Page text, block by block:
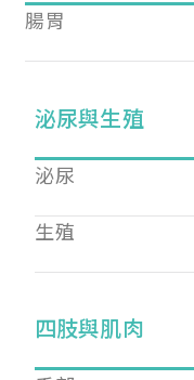
腸胃
泌尿與生殖
泌尿
生殖
四肢與肌肉
您已
您好，您的會員申